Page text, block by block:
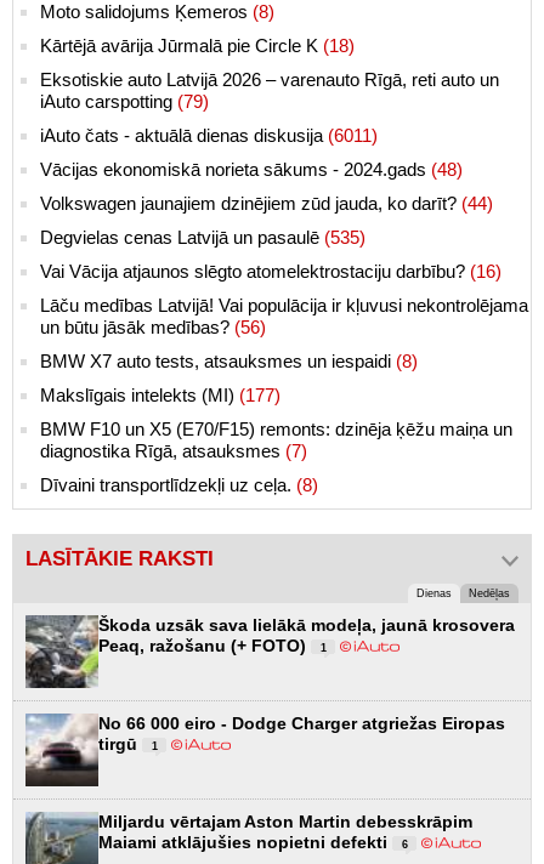
Moto salidojums Ķemeros (8)
Kārtējā avārija Jūrmalā pie Circle K (18)
Eksotiskie auto Latvijā 2026 – varenauto Rīgā, reti auto un
iAuto carspotting (79)
iAuto čats - aktuālā dienas diskusija (6011)
Vācijas ekonomiskā norieta sākums - 2024.gads (48)
Volkswagen jaunajiem dzinējiem zūd jauda, ko darīt? (44)
Degvielas cenas Latvijā un pasaulē (535)
Vai Vācija atjaunos slēgto atomelektrostaciju darbību? (16)
Lāču medības Latvijā! Vai populācija ir kļuvusi nekontrolējama
un būtu jāsāk medības? (56)
BMW X7 auto tests, atsauksmes un iespaidi (8)
Makslīgais intelekts (MI) (177)
BMW F10 un X5 (E70/F15) remonts: dzinēja ķēžu maiņa un
diagnostika Rīgā, atsauksmes (7)
Dīvaini transportlīdzekļi uz ceļa. (8)
LASĪTĀKIE RAKSTI
Dienas Nedēļas
Škoda uzsāk sava lielākā modeļa, jaunā krosovera
Peaq, ražošanu (+ FOTO)
1
No 66 000 eiro - Dodge Charger atgriežas Eiropas
tirgū
1
Miljardu vērtajam Aston Martin debesskrāpim
Maiami atklājušies nopietni defekti
6